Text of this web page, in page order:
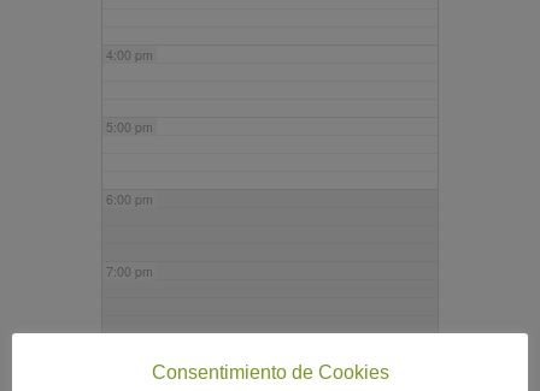
4:00 pm
5:00 pm
6:00 pm
7:00 pm
Consentimiento de Cookies